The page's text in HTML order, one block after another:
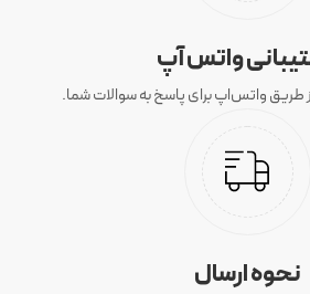
واتس آپ
طریق واتس‌اپ برای پاسخ به سوالات شما.
نحوه ارسال